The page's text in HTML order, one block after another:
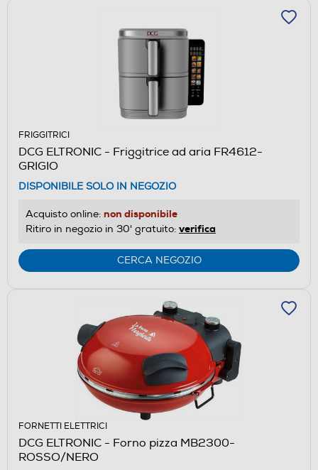
FRIGGITRICI
DCG ELTRONIC - Friggitrice ad aria FR4612-
GRIGIO
DISPONIBILE SOLO IN NEGOZIO
Acquisto online: non disponibile
Ritiro in negozio in 30' gratuito: verifica
CERCA NEGOZIO
FORNETTI ELETTRICI
DCG ELTRONIC - Forno pizza MB2300-
ROSSO/NERO